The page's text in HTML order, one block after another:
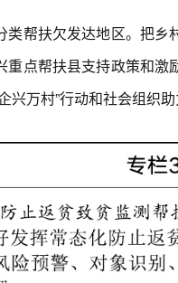
帮扶欠发达地区。把乡
重点帮扶县支持政策和
兴万村”行动和社会组织